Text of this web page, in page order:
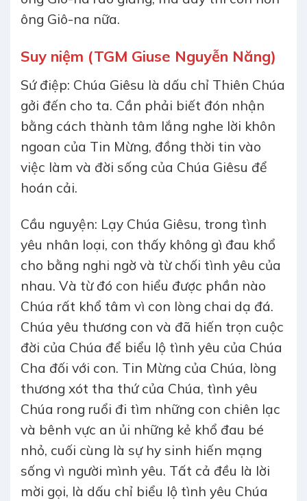
ông Giô-na nữa.
Suy niệm (TGM Giuse Nguyễn Năng)
Sứ điệp: Chúa Giêsu là dấu chỉ Thiên Chúa
gởi đến cho ta. Cần phải biết đón nhận
bằng cách thành tâm lắng nghe lời khôn
ngoan của Tin Mừng, đồng thời tin vào
việc làm và đời sống của Chúa Giêsu để
hoán cải.
Cầu nguyện: Lạy Chúa Giêsu, trong tình
yêu nhân loại, con thấy không gì đau khổ
cho bằng nghi ngờ và từ chối tình yêu của
nhau. Và từ đó con hiểu được phần nào
Chúa rất khổ tâm vì con lòng chai dạ đá.
Chúa yêu thương con và đã hiến trọn cuộc
đời của Chúa để biểu lộ tình yêu của Chúa
Cha đối với con. Tin Mừng của Chúa, lòng
thương xót tha thứ của Chúa, tình yêu
Chúa rong ruổi đi tìm những con chiên lạc
và bênh vực an ủi những kẻ khổ đau bé
nhỏ, cuối cùng là sự hy sinh hiến mạng
sống vì người mình yêu. Tất cả đều là lời
mời gọi, là dấu chỉ biểu lộ tình yêu Chúa